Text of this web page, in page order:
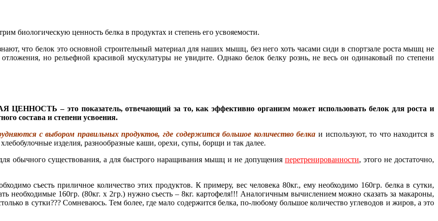
биологическую ценность белка в продуктах и степень его усвояемости.
что белок это основной строительный материал для наших мышц, без него хоть часами сиди в спортзале роста мышц не
но рельефной красивой мускулатуры не увидите. Однако белок белку рознь, не весь он одинаковый по степени
– это показатель, отвечающий за то, как эффективно организм может использовать белок для роста и
состава и степени усвоения.
с выбором правильных продуктов, где содержится большое количество белка и используют, то что находится в
изделия, разнообразные каши, орехи, супы, борщи и так далее.
обычного существования, а для быстрого наращивания мышц и не допущения перетренированности, этого не достаточно,
съесть приличное количество этих продуктов. К примеру, вес человека 80кг., ему необходимо 160гр. белка в сутки,
необходимые 160гр. (80кг. х 2гр.) нужно съесть – 8кг. картофеля!!! Аналогичным вычислением можно сказать за макароны,
в сутки??? Сомневаюсь. Тем более, где мало содержится белка, по-любому большое количество углеводов и жиров, а это